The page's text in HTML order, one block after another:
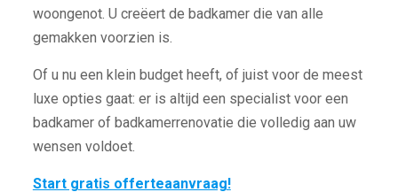
woongenot. U creëert de badkamer die van alle
gemakken voorzien is.
Of u nu een klein budget heeft, of juist voor de meest
luxe opties gaat: er is altijd een specialist voor een
badkamer of badkamerrenovatie die volledig aan uw
wensen voldoet.
Start gratis offerteaanvraag!